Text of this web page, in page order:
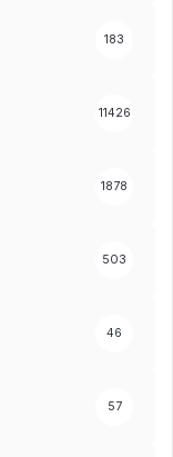
183
11426
1878
503
46
57